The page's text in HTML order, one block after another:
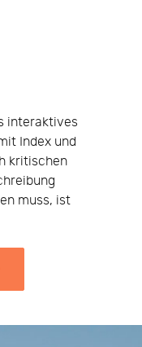
interaktives
Index und
kritischen
muss, ist
BESSERE
BEITRAG: